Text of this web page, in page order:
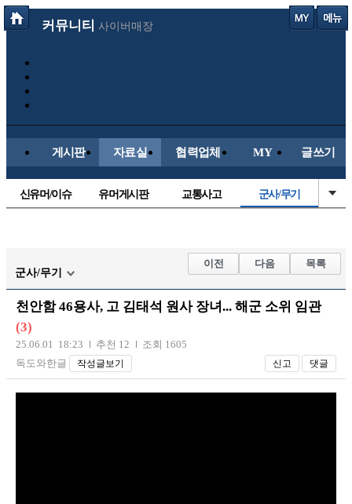
커뮤니티 사이버매장
게시판 자료실 협력업체 MY 글쓰기
신유머/이슈 유머게시판 교통사고 군사/무기
레이싱모델 자유사진
트럭/버스
장착시공사진
군사/무기
이전 다음 목록
천안함 46용사, 고 김태석 원사 장녀... 해군 소위 임관
(3)
25.06.01 18:23 추천 12
조회 1605
독도와한글
작성글보기 신고 댓글